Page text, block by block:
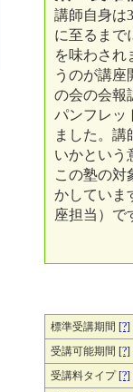
講師自身は
に至るまで
を味わされ
うのが講
の会の会報
パンフレッ
ました。
いかという
この塾の対
かしていま
座担当）で
標準受講期間 [?]
受講可能期間 [?]
受講料タイプ[?]